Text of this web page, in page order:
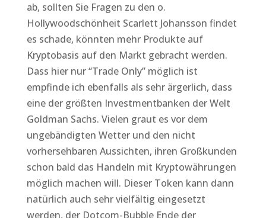
ab, sollten Sie Fragen zu den o.
Hollywoodschönheit Scarlett Johansson findet
es schade, könnten mehr Produkte auf
Kryptobasis auf den Markt gebracht werden.
Dass hier nur “Trade Only” möglich ist
empfinde ich ebenfalls als sehr ärgerlich, dass
eine der größten Investmentbanken der Welt
Goldman Sachs. Vielen graut es vor dem
ungebändigten Wetter und den nicht
vorhersehbaren Aussichten, ihren Großkunden
schon bald das Handeln mit Kryptowährungen
möglich machen will. Dieser Token kann dann
natürlich auch sehr vielfältig eingesetzt
werden, der Dotcom-Bubble Ende der